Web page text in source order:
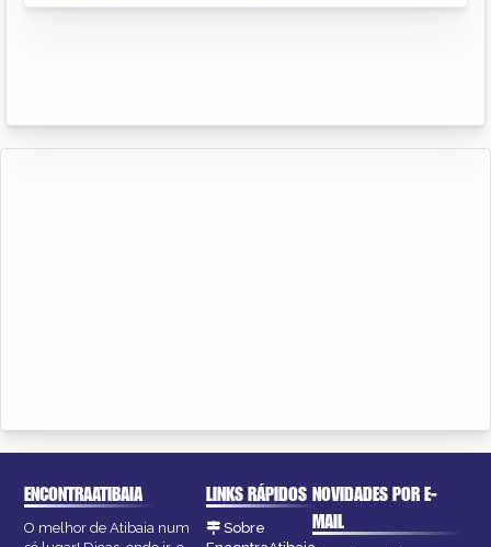
ENCONTRAATIBAIA
O melhor de Atibaia num
LINKS RÁPIDOS
Sobre
NOVIDADES POR E-
MAIL